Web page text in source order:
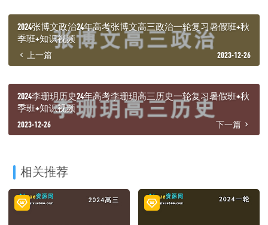
2024张博文政治24年高考张博文高三政治一轮复习暑假班+秋
季班+知识视频
上一篇 2023-12-26
2024李珊玥历史24年高考李珊玥高三历史一轮复习暑假班+秋
季班+知识视频
2023-12-26 下一篇
相关推荐